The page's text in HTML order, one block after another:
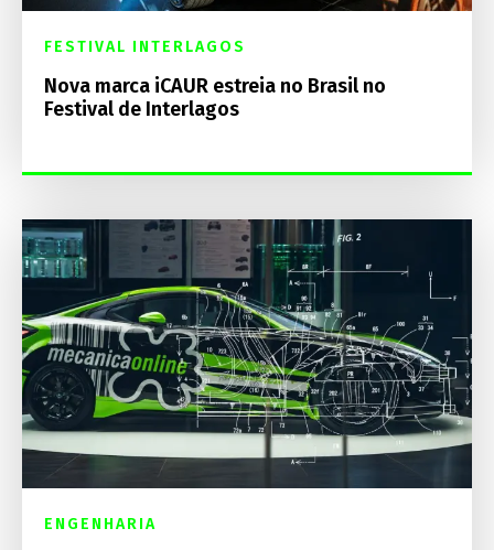
FESTIVAL INTERLAGOS
Nova marca iCAUR estreia no Brasil no
Festival de Interlagos
ENGENHARIA